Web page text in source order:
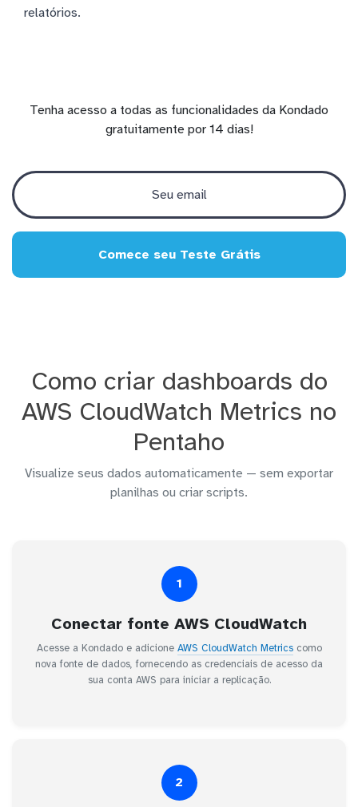
relatórios.
Tenha acesso a todas as funcionalidades da Kondado
gratuitamente por 14 dias!
Comece seu Teste Grátis
Como criar dashboards do
AWS CloudWatch Metrics no
Pentaho
Visualize seus dados automaticamente — sem exportar
planilhas ou criar scripts.
1
Conectar fonte AWS CloudWatch
Acesse a Kondado e adicione AWS CloudWatch Metricscomo
nova fonte de dados, fornecendo as credenciais de acesso da
sua conta AWS para iniciar a replicação.
2